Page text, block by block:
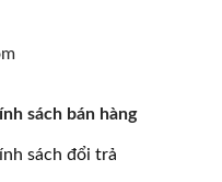
sách bán hàng
sách đổi trả